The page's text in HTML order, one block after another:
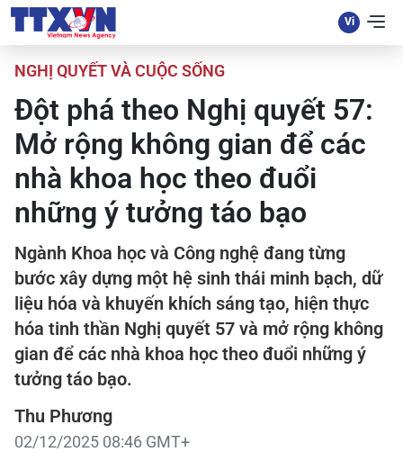
NGHỊ QUYẾT VÀ CUỘC SỐNG
Đột phá theo Nghị quyết 57:
Mở rộng không gian để các
nhà khoa học theo đuổi
những ý tưởng táo bạo
Ngành Khoa học và Công nghệ đang từng
bước xây dựng một hệ sinh thái minh bạch, dữ
liệu hóa và khuyến khích sáng tạo, hiện thực
hóa tinh thần Nghị quyết 57 và mở rộng không
gian để các nhà khoa học theo đuổi những ý
tưởng táo bạo.
Thu Phương
02/12/2025 08:46 GMT+